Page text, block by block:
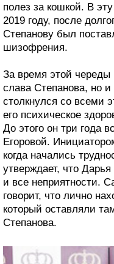
полез за кошкой. В
2019 году, после
Степанову был
шизофрения.
За время этой череды
слава Степанова, но
столкнулся со всеми
его психическое
До этого он три года
Егоровой.
когда начались
утверждает, что
и все неприятности.
говорит, что лично
который оставляли
Степанова.